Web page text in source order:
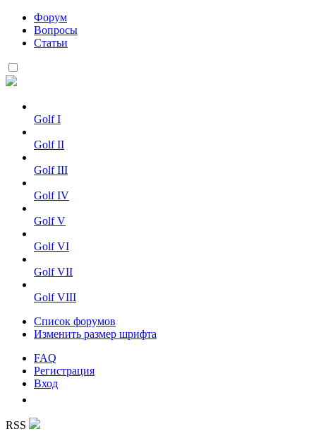
Форум
Вопросы
Статьи
Golf I
Golf II
Golf III
Golf IV
Golf V
Golf VI
Golf VII
Golf VIII
Список форумов
Изменить размер шрифта
FAQ
Регистрация
Вход
RSS